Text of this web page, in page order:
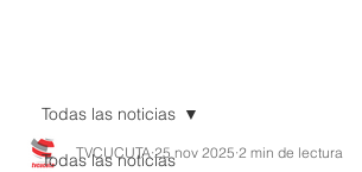
Todas las noticias
Todas las noticias
TVCUCUTA 25 nov 2025 2 min de lectura